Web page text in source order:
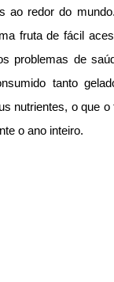
ao redor do
fruta de fácil
problemas de
tanto
nutrientes, o que o
o ano inteiro.